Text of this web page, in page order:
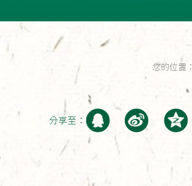
您的位置：
分享至：